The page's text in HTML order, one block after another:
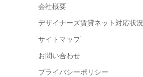
会社概要
デザイナーズ賃貸ネット対応状況
サイトマップ
お問い合わせ
プライバシーポリシー